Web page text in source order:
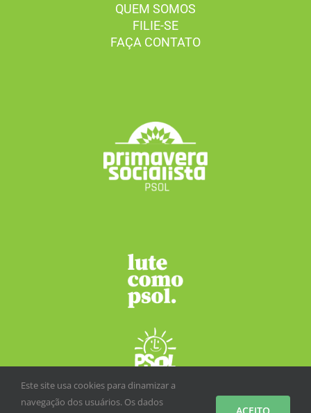
QUEM SOMOS
FILIE-SE
FAÇA CONTATO
Este site usa cookies para dinamizar a
navegação dos usuários. Os dados
ACEITO